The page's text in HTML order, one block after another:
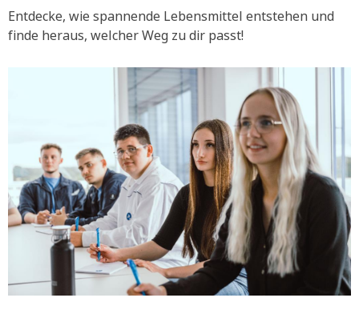
Entdecke, wie spannende Lebensmittel entstehen und
finde heraus, welcher Weg zu dir passt!